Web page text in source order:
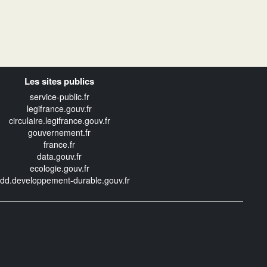
Les sites publics
service-public.fr
legifrance.gouv.fr
circulaire.legifrance.gouv.fr
gouvernement.fr
france.fr
data.gouv.fr
ecologie.gouv.fr
durable.gouv.fr